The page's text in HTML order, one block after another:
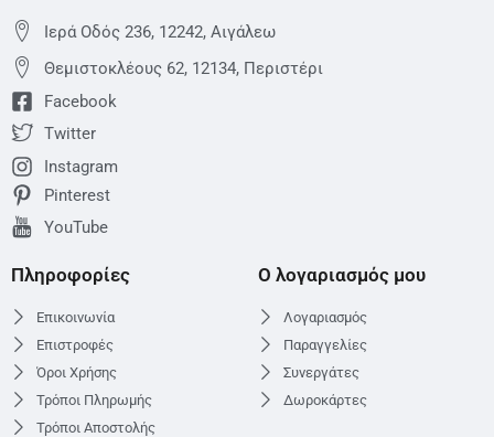
Ιερά Οδός 236, 12242, Αιγάλεω
Θεμιστoκλέους 62, 12134, Περιστέρι
Facebook
Twitter
Instagram
Pinterest
YouTube
Πληροφορίες
Επικοινωνία
Επιστροφές
Όροι Χρήσης
Τρόποι Πληρωμής
Τρόποι Αποστολής
Ο λογαριασμός μου
Λογαριασμός
Παραγγελίες
Συνεργάτες
Δωροκάρτες